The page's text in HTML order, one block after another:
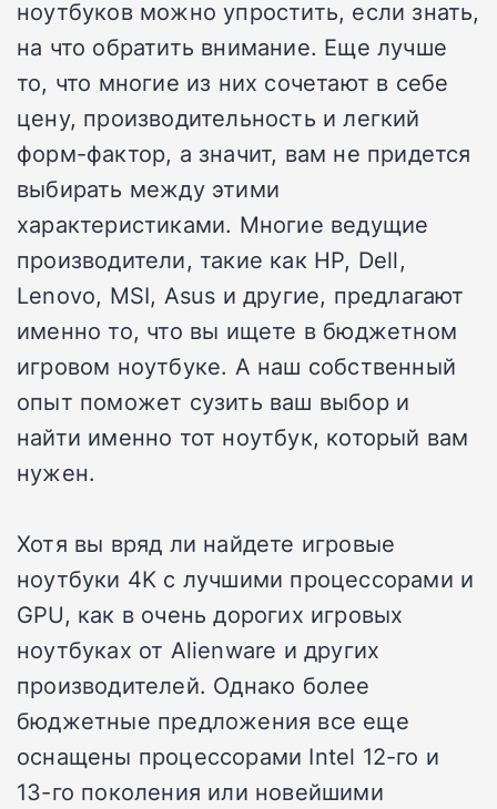
ноутбуков можно упростить, если знать,
на что обратить внимание. Еще лучше
то, что многие из них сочетают в себе
цену, производительность и легкий
форм-фактор, а значит, вам не придется
выбирать между этими
характеристиками. Многие ведущие
производители, такие как HP, Dell,
Lenovo, MSI, Asus и другие, предлагают
именно то, что вы ищете в бюджетном
игровом ноутбуке. А наш собственный
опыт поможет сузить ваш выбор и
найти именно тот ноутбук, который вам
нужен.
Хотя вы вряд ли найдете игровые
ноутбуки 4K с лучшими процессорами и
GPU, как в очень дорогих игровых
ноутбуках от Alienware и других
производителей. Однако более
бюджетные предложения все еще
оснащены процессорами Intel 12-го и
13-го поколения или новейшими